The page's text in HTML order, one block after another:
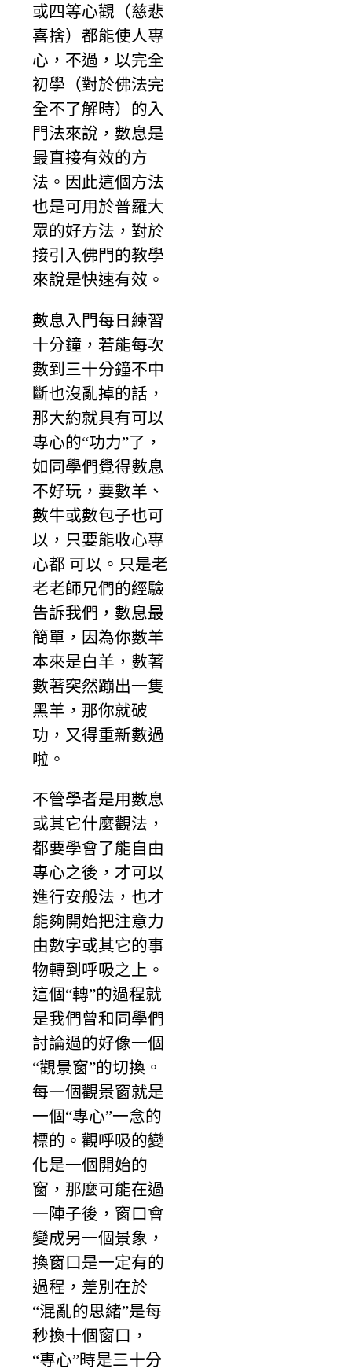
或四等心觀（慈悲
喜捨）都能使人專
心，不過，以完全
初學（對於佛法完
全不了解時）的入
門法來說，數息是
最直接有效的方
法。因此這個方法
也是可用於普羅大
眾的好方法，對於
接引入佛門的教學
來說是快速有效。
數息入門每日練習
十分鐘，若能每次
數到三十分鐘不中
斷也沒亂掉的話，
那大約就具有可以
專心的“功力”了，
如同學們覺得數息
不好玩，要數羊、
數牛或數包子也可
以，只要能收心專
心都 可以。只是老
老老師兄們的經驗
告訴我們，數息最
簡單，因為你數羊
本來是白羊，數著
數著突然蹦出一隻
黑羊，那你就破
功，又得重新數過
啦。
不管學者是用數息
或其它什麼觀法，
都要學會了能自由
專心之後，才可以
進行安般法，也才
能夠開始把注意力
由數字或其它的事
物轉到呼吸之上。
這個“轉”的過程就
是我們曾和同學們
討論過的好像一個
“觀景窗”的切換。
每一個觀景窗就是
一個“專心”一念的
標的。觀呼吸的變
化是一個開始的
窗，那麼可能在過
一陣子後，窗口會
變成另一個景象，
換窗口是一定有的
過程，差別在於
“混亂的思緒”是每
秒換十個窗口，
“專心”時是三十分